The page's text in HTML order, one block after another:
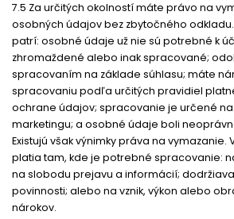
7.5 Za určitých okolností máte právo na
osobných údajov bez zbytočného
patrí: osobné údaje už nie sú potrebné k
zhromaždené alebo inak spracované;
spracovaním na základe súhlasu; máte
spracovaniu podľa určitých pravidiel
ochrane údajov; spracovanie je určené
marketingu; a osobné údaje boli
Existujú však výnimky práva na
platia tam, kde je potrebné spracovanie:
na slobodu prejavu a informácií;
povinnosti; alebo na vznik, výkon alebo
nárokov.